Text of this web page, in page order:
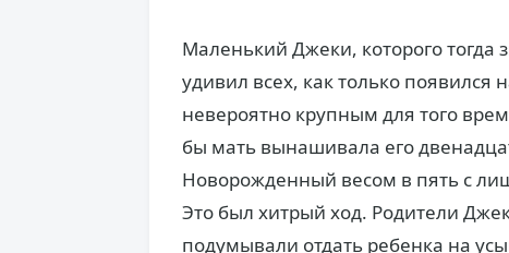
Маленький Джеки, которого
удивил всех, как только появился
невероятно крупным для того
бы мать вынашивала его
Новорожденный весом в пять с
Это был хитрый ход. Родители
подумывали отдать ребенка на